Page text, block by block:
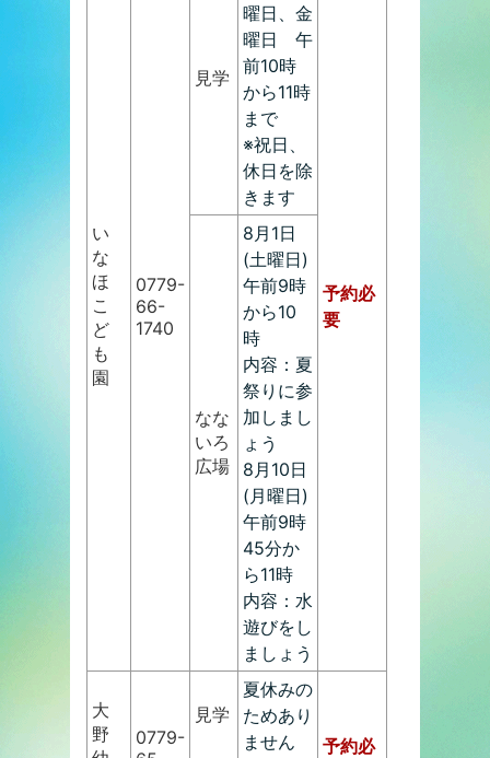
い
な
ほ
こ
ど
も
園
0779-
66-
1740
見学
曜日、金
曜日 午
前10時
から11時
まで
※祝日、
休日を除
きます
予約必
要
なな
いろ
広場
8月1日
(土曜日)
午前9時
から10
時
内容：夏
祭りに参
加しまし
ょう
8月10日
(月曜日)
午前9時
45分か
ら11時
内容：水
遊びをし
ましょう
大
野
0779-
見学
夏休みの
ためあり
ません
予約必